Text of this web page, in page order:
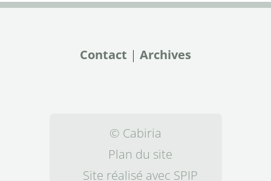
Contact | Archives
© Cabiria
Plan du site
Site réalisé avec SPIP